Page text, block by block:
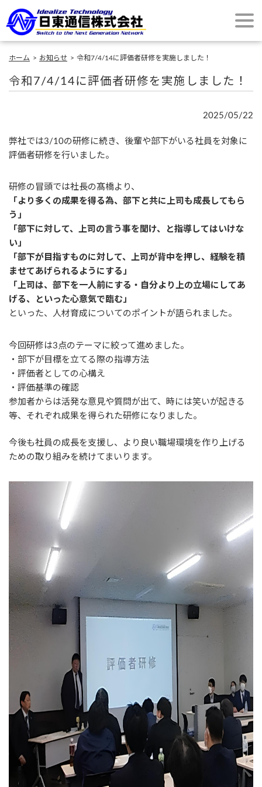
ホーム お知らせ 令和7/4/14に評価者研修を実施しました！
令和7/4/14に評価者研修を実施しました！
2025/05/22
弊社では3/10の研修に続き、後輩や部下がいる社員を対象に
評価者研修を行いました。
研修の冒頭では社長の髙橋より、
「より多くの成果を得る為、部下と共に上司も成長してもら
う」
「部下に対して、上司の言う事を聞け、と指導してはいけな
い」
「部下が目指すものに対して、上司が背中を押し、経験を積
ませてあげられるようにする」
「上司は、部下を一人前にする・自分より上の立場にしてあ
げる、といった心意気で臨む」
といった、人材育成についてのポイントが語られました。
今回研修は3点のテーマに絞って進めました。
・部下が目標を立てる際の指導方法
・評価者としての心構え
・評価基準の確認
参加者からは活発な意見や質問が出て、時には笑いが起きる
等、それぞれ成果を得られた研修になりました。
今後も社員の成長を支援し、より良い職場環境を作り上げる
ための取り組みを続けてまいります。